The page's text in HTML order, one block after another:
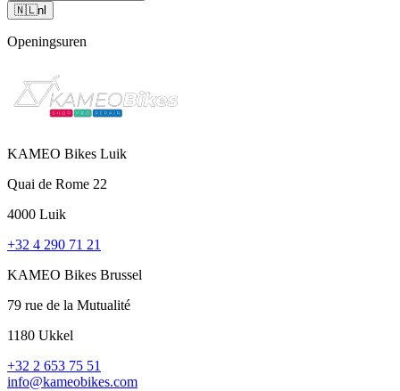
🇳🇱nl
Openingsuren
KAMEO Bikes Luik
Quai de Rome 22
4000 Luik
+32 4 290 71 21
KAMEO Bikes Brussel
79 rue de la Mutualité
1180 Ukkel
+32 2 653 75 51
info@kameobikes.com